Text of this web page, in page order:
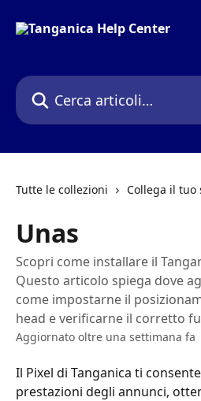
Cerca articoli…
Tutte le collezioni Collega il tuo
Unas
Scopri come installare il
Questo articolo spiega dove
come impostarne il
head e verificarne il corretto
Aggiornato oltre una settimana fa
Il Pixel di Tanganica ti
prestazioni degli annunci,